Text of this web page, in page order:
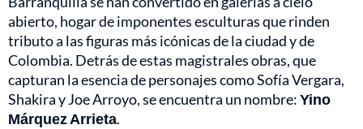
abierto, hogar de imponentes esculturas que rinden
tributo a las figuras más icónicas de la ciudad y de
Colombia. Detrás de estas magistrales obras, que
capturan la esencia de personajes como Sofía Vergara,
Shakira y Joe Arroyo, se encuentra un nombre:Yino
Márquez Arrieta.